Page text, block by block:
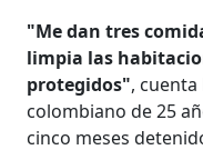
"Me dan tres
limpia las
protegidos",
colombiano de 25
cinco meses